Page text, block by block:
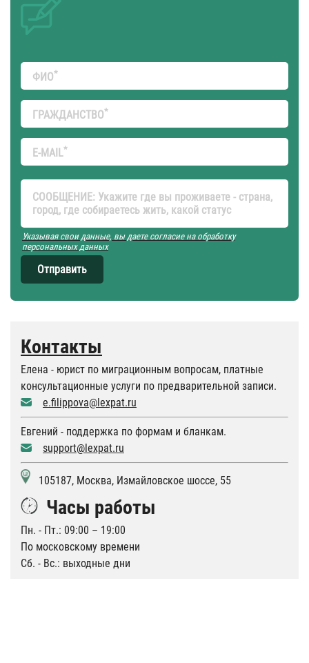
ФИО*
ГРАЖДАНСТВО*
E-MAIL*
СООБЩЕНИЕ: Укажите где вы проживаете - страна,
город, где собираетесь жить, какой статус
Указывая свои данные, вы даете согласие на обработку
персональных данных
Отправить
Контакты
Елена - юрист по миграционным вопросам, платные
консультационные услуги по предварительной записи.
e.filippova@lexpat.ru
Евгений - поддержка по формам и бланкам.
support@lexpat.ru
105187, Москва, Измайловское шоссе, 55
Часы работы
Пн. - Пт.: 09:00 – 19:00
По московскому времени
Сб. - Вс.: выходные дни